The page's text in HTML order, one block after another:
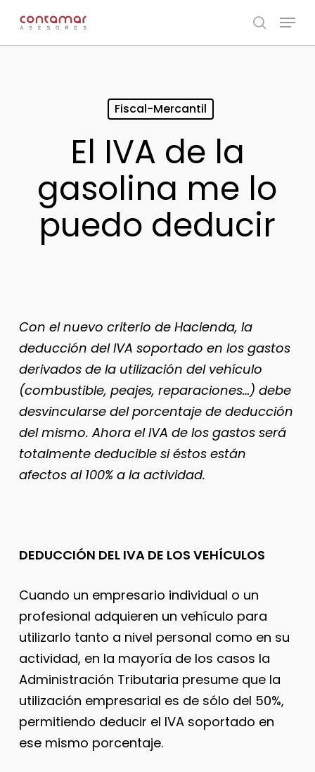
main
search
Menu
Fiscal-Mercantil
El IVA de la
gasolina me lo
puedo deducir
Con el nuevo criterio de Hacienda, la
deducción del IVA soportado en los gastos
derivados de la utilización del vehículo
(combustible, peajes, reparaciones…) debe
desvincularse del porcentaje de deducción
del mismo. Ahora el IVA de los gastos será
totalmente deducible si éstos están
afectos al 100% a la actividad.
DEDUCCIÓN DEL IVA DE LOS VEHÍCULOS
Cuando un empresario individual o un
profesional adquieren un vehículo para
utilizarlo tanto a nivel personal como en su
actividad, en la mayoría de los casos la
Administración Tributaria presume que la
utilización empresarial es de sólo del 50%,
permitiendo deducir el IVA soportado en
ese mismo porcentaje.